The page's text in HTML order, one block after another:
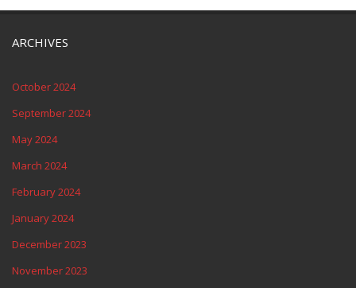
ARCHIVES
October 2024
September 2024
May 2024
March 2024
February 2024
January 2024
December 2023
November 2023